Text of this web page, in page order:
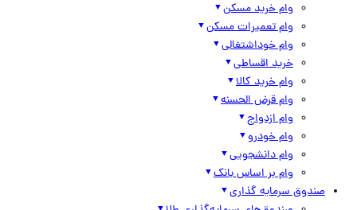
وام خرید مسکن
وام تعمیرات مسکن
وام خوداشتغالی
خرید اقساطی
وام خرید کالا
وام قرض الحسنه
وام ازدواج
وام خودرو
وام دانشجویی
وام بر اساس بانک
صندوق سرمایه گذاری